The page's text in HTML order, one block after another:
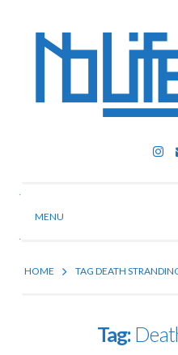
Nolife Style
Technologia, fotografia,
MENU
HOME TAG DEATH
Tag: